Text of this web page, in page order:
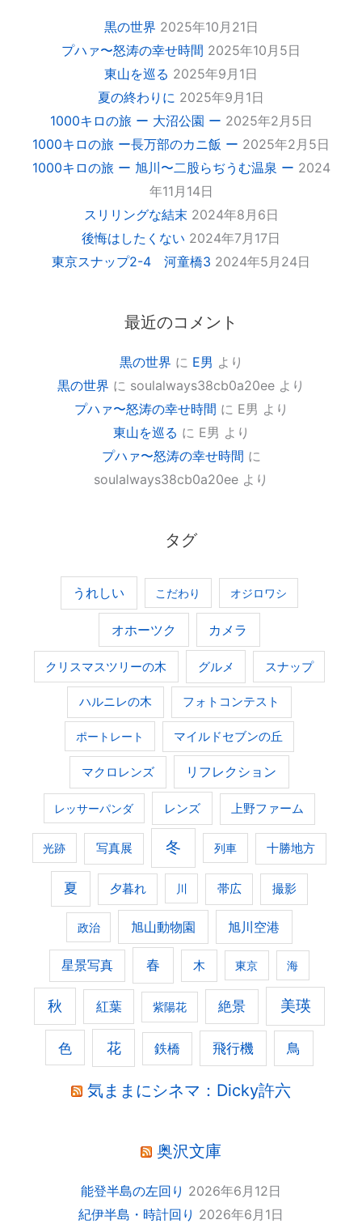
黒の世界 2025年10月21日
プハァ〜怒涛の幸せ時間 2025年10月5日
東山を巡る 2025年9月1日
夏の終わりに 2025年9月1日
1000キロの旅 ー 大沼公園 ー 2025年2月5日
1000キロの旅 ー長万部のカニ飯 ー 2025年2月5日
1000キロの旅 ー 旭川〜二股らぢうむ温泉 ー 2024
年11月14日
スリリングな結末 2024年8月6日
後悔はしたくない 2024年7月17日
東京スナップ2-4 河童橋3 2024年5月24日
最近のコメント
黒の世界 に E男 より
黒の世界 に soulalways38cb0a20ee より
プハァ〜怒涛の幸せ時間 に E男 より
東山を巡る に E男 より
プハァ〜怒涛の幸せ時間 に
soulalways38cb0a20ee より
タグ
うれしい こだわり オジロワシ
オホーツク カメラ
クリスマスツリーの木 グルメ スナップ
ハルニレの木 フォトコンテスト
ポートレート マイルドセブンの丘
マクロレンズ リフレクション
レッサーパンダ レンズ 上野ファーム
光跡 写真展 冬 列車 十勝地方
夏 夕暮れ 川 帯広 撮影
政治 旭山動物園 旭川空港
星景写真 春 木 東京 海
秋 紅葉 紫陽花 絶景 美瑛
色 花 鉄橋 飛行機 鳥
気ままにシネマ：Dicky許六
奥沢文庫
能登半島の左回り 2026年6月12日
紀伊半島・時計回り 2026年6月1日